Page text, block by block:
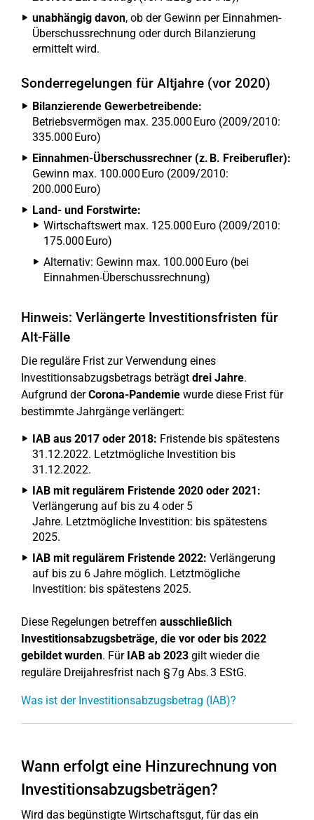
unabhängig davon, ob der Gewinn per Einnahmen-
Überschussrechnung oder durch Bilanzierung
ermittelt wird.
Sonderregelungen für Altjahre (vor 2020)
Bilanzierende Gewerbetreibende:
Betriebsvermögen max. 235.000 Euro (2009/2010:
335.000 Euro)
Einnahmen-Überschussrechner (z. B. Freiberufler):
Gewinn max. 100.000 Euro (2009/2010:
200.000 Euro)
Land- und Forstwirte:
Wirtschaftswert max. 125.000 Euro (2009/2010:
175.000 Euro)
Alternativ: Gewinn max. 100.000 Euro (bei
Einnahmen-Überschussrechnung)
Hinweis: Verlängerte Investitionsfristen für
Alt-Fälle
Die reguläre Frist zur Verwendung eines
Investitionsabzugsbetrags beträgt drei Jahre.
Aufgrund derCorona-Pandemie wurde diese Frist für
bestimmte Jahrgänge verlängert:
IAB aus 2017 oder 2018: Fristende bis spätestens
31.12.2022. Letztmögliche Investition bis
31.12.2022.
IAB mit regulärem Fristende 2020 oder 2021:
Verlängerung auf bis zu 4 oder 5
Jahre. Letztmögliche Investition: bis spätestens
2025.
IAB mit regulärem Fristende 2022: Verlängerung
auf bis zu 6 Jahre möglich. Letztmögliche
Investition: bis spätestens 2025.
Diese Regelungen betreffen ausschließlich
Investitionsabzugsbeträge, die vor oder bis 2022
gebildet wurden. Für IAB ab 2023 gilt wieder die
reguläre Dreijahresfrist nach § 7g Abs. 3 EStG.
Was ist der Investitionsabzugsbetrag (IAB)?
Wann erfolgt eine Hinzurechnung von
Investitionsabzugsbeträgen?
Wird das begünstigte Wirtschaftsgut, für das ein